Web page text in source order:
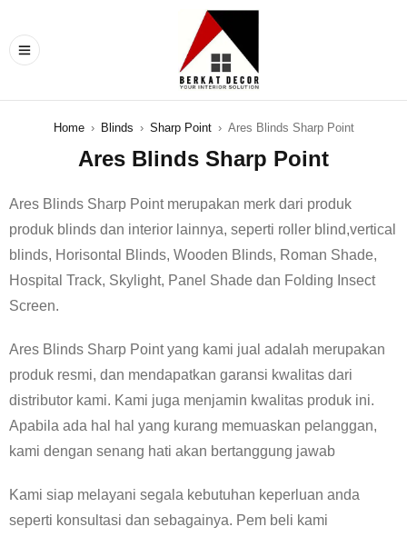
Home › Blinds › Sharp Point › Ares Blinds Sharp Point
Ares Blinds Sharp Point
Ares Blinds Sharp Point merupakan merk dari produk
produk blinds dan interior lainnya, seperti roller blind,vertical
blinds, Horisontal Blinds, Wooden Blinds, Roman Shade,
Hospital Track, Skylight, Panel Shade dan Folding Insect
Screen.
Ares Blinds Sharp Point yang kami jual adalah merupakan
produk resmi, dan mendapatkan garansi kwalitas dari
distributor kami. Kami juga menjamin kwalitas produk ini.
Apabila ada hal hal yang kurang memuaskan pelanggan,
kami dengan senang hati akan bertanggung jawab
Kami siap melayani segala kebutuhan keperluan anda
seperti konsultasi dan sebagainya. Pem beli kami